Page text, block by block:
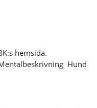
hemsida.
Hund